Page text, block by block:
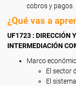
cobros y pagos.
¿Qué vas a
UF1723 : DIRECCIÓN
INTERMEDIACIÓN
Marco
El sector
El